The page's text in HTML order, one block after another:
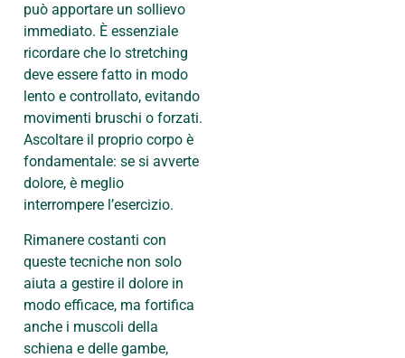
può apportare un sollievo
immediato. È essenziale
ricordare che lo stretching
deve essere fatto in modo
lento e controllato, evitando
movimenti bruschi o forzati.
Ascoltare il proprio corpo è
fondamentale: se si avverte
dolore, è meglio
interrompere l’esercizio.
Rimanere costanti con
queste tecniche non solo
aiuta a gestire il dolore in
modo efficace, ma fortifica
anche i muscoli della
schiena e delle gambe,